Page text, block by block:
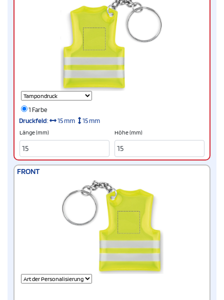
1 Farbe
Druckfeld: 15 mm 15 mm
Länge (mm) Höhe (mm)
FRONT